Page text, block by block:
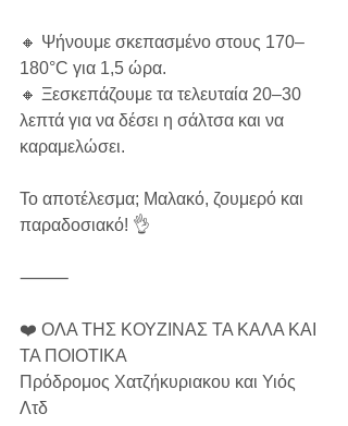
🔸 Ψήνουμε σκεπασμένο στους 170–
180°C για 1,5 ώρα.
🔸 Ξεσκεπάζουμε τα τελευταία 20–30
λεπτά για να δέσει η σάλτσα και να
καραμελώσει.
Το αποτέλεσμα; Μαλακό, ζουμερό και
παραδοσιακό! 👌
⸻
❤️ ΟΛΑ ΤΗΣ ΚΟΥΖΙΝΑΣ ΤΑ ΚΑΛΑ ΚΑΙ
ΤΑ ΠΟΙΟΤΙΚΑ
Πρόδρομος Χατζήκυριακου και Υιός
Λτδ